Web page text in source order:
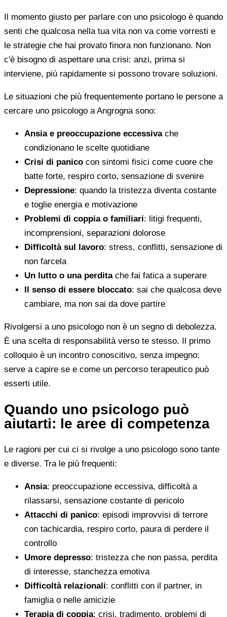
Il momento giusto per parlare con uno psicologo è quando
senti che qualcosa nella tua vita non va come vorresti e
le strategie che hai provato finora non funzionano. Non
c'è bisogno di aspettare una crisi: anzi, prima si
interviene, più rapidamente si possono trovare soluzioni.
Le situazioni che più frequentemente portano le persone a
cercare uno psicologo a Angrogna sono:
Ansia e preoccupazione eccessivache
condizionano le scelte quotidiane
Crisi di panico con sintomi fisici come cuore che
batte forte, respiro corto, sensazione di svenire
Depressione: quando la tristezza diventa costante
e toglie energia e motivazione
Problemi di coppia o familiari: litigi frequenti,
incomprensioni, separazioni dolorose
Difficoltà sul lavoro: stress, conflitti, sensazione di
non farcela
Un lutto o una perditache fai fatica a superare
Il senso di essere bloccato: sai che qualcosa deve
cambiare, ma non sai da dove partire
Rivolgersi a uno psicologo non è un segno di debolezza.
È una scelta di responsabilità verso te stesso. Il primo
colloquio è un incontro conoscitivo, senza impegno:
serve a capire se e come un percorso terapeutico può
esserti utile.
Quando uno psicologo può
aiutarti: le aree di competenza
Le ragioni per cui ci si rivolge a uno psicologo sono tante
e diverse. Tra le più frequenti:
Ansia: preoccupazione eccessiva, difficoltà a
rilassarsi, sensazione costante di pericolo
Attacchi di panico: episodi improvvisi di terrore
con tachicardia, respiro corto, paura di perdere il
controllo
Umore depresso: tristezza che non passa, perdita
di interesse, stanchezza emotiva
Difficoltà relazionali: conflitti con il partner, in
famiglia o nelle amicizie
Terapia di coppia: crisi, tradimento, problemi di